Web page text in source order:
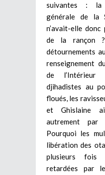
suivantes : la
générale de la
n’avait-elle
de la rançon
détournements
renseignement
de l’Intérieur
djihadistes au
floués, les
et Ghislaine
autrement par
Pourquoi les
libération des
plusieurs fois
retardées par